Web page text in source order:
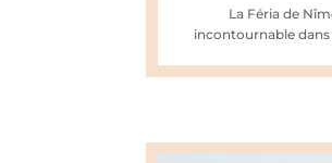
La Féria de
incontournable dans